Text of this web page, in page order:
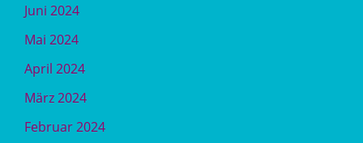
Juni 2024
Mai 2024
April 2024
März 2024
Februar 2024